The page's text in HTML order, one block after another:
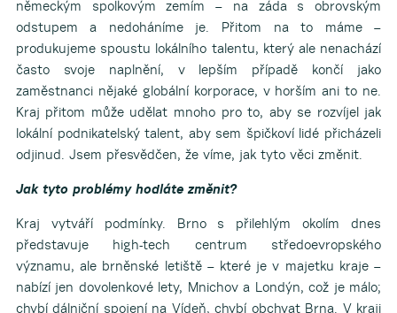
německým spolkovým zemím – na záda s obrovským
odstupem a nedoháníme je. Přitom na to máme –
produkujeme spoustu lokálního talentu, který ale nenachází
často svoje naplnění, v lepším případě končí jako
zaměstnanci nějaké globální korporace, v horším ani to ne.
Kraj přitom může udělat mnoho pro to, aby se rozvíjel jak
lokální podnikatelský talent, aby sem špičkoví lidé přicházeli
odjinud. Jsem přesvědčen, že víme, jak tyto věci změnit.
Jak tyto problémy hodláte změnit?
Kraj vytváří podmínky. Brno s přilehlým okolím dnes
představuje high-tech centrum středoevropského
významu, ale brněnské letiště – které je v majetku kraje –
nabízí jen dovolenkové lety, Mnichov a Londýn, což je málo;
chybí dálniční spojení na Vídeň, chybí obchvat Brna. V kraji